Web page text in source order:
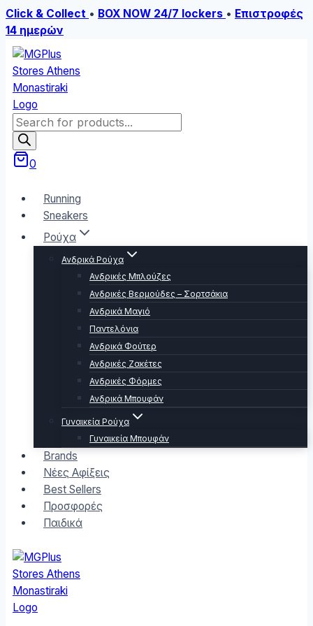
Click & Collect • BOX NOW 24/7 lockers • Επιστροφές
14 ημερών
Skip
to
content
Products
search
0
Running
Sneakers
Ρούχα
Ανδρικά Ρούχα
Ανδρικές Μπλούζες
Ανδρικές Βερμούδες – Σορτσάκια
Ανδρικά Μαγιό
Παντελόνια
Ανδρικά Φούτερ
Ανδρικές Ζακέτες
Ανδρικές Φόρμες
Ανδρικά Μπουφάν
Γυναικεία Ρούχα
Γυναικεία Μπουφάν
Brands
Νέες Αφίξεις
Best Sellers
Προσφορές
Παιδικά